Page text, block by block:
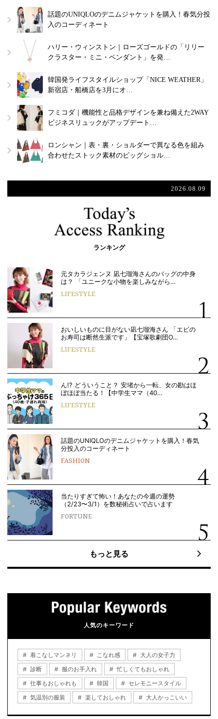
話題のUNIQLOのデニムジャケットを購入！春気分投
入のコーディネート
ハリー・ウィンストン｜ローズゴールドの「リリー
クラスター・ミニ・ペンダント」を発…
韓国発ライフスタイルショップ「NICE WEATHER」
新宿店・船橋店を3月にオ…
フミコダ｜機能性と品格デザインを兼ね備えた2WAY
ビジネスリュックがアップデート…
ロンシャン｜表・裏・ショルダーで異なる色を組み
合わせたストック素材のビッグショル…
2026.08.09
ランキング
元タカラジェンヌ 凪七瑠海さんのバッグの中身
は？ 「ユニークな小物を楽しみながら…
LIFESTYLE
おいしいものに目がない凪七瑠海さん 「エビの
お寿司は断然生派です」【宝塚歌劇団O…
LIFESTYLE
ん!? どういうこと？ 安堵から一転、女の勘はほ
ぼほぼ当たる！【中学生ママ（40…
LIFESTYLE
話題のUNIQLOのデニムジャケットを購入！春気
分投入のコーディネート
FASHION
当たりすぎて怖い！あなたの今週の運勢
（2/23〜3/1）を数秘術占いで占います
FORTUNE
もっと見る
人気のキーワード
着こなしマンネリ こなれ感
大人の女子力
診断
服のお手入れ
忙しくてもおしゃれ
仕事もおしゃれも
韓国
セレモニースタイル
気温別の服装
楽しておしゃれ 大人かっこいい